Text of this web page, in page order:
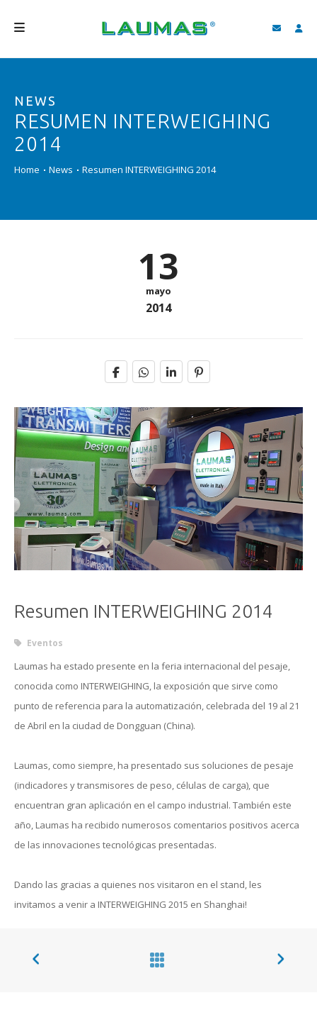
PRODUCTOS
SERVICIOS
BLOG
NEWS
RESUMEN INTERWEIGHING
2014
Home News Resumen INTERWEIGHING 2014
13
mayo
2014
Resumen INTERWEIGHING 2014
Eventos
Laumas ha estado presente en la feria internacional del pesaje,
conocida como INTERWEIGHING, la exposición que sirve como
punto de referencia para la automatización, celebrada del 19 al 21
de Abril en la ciudad de Dongguan (China).
Laumas, como siempre, ha presentado sus soluciones de pesaje
(indicadores y transmisores de peso, células de carga), que
encuentran gran aplicación en el campo industrial. También este
año, Laumas ha recibido numerosos comentarios positivos acerca
de las innovaciones tecnológicas presentadas.
Dando las gracias a quienes nos visitaron en el stand, les
invitamos a venir a INTERWEIGHING 2015 en Shanghai!